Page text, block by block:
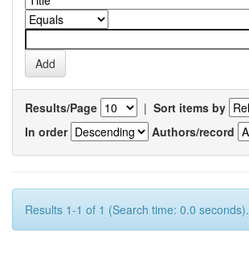
Results/Page | Sort items by
In order
Authors/record
Results 1-1 of 1 (Search time: 0.0 seconds).